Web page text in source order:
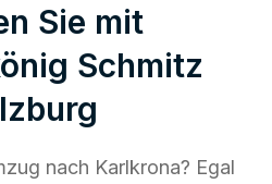
Sie mit
Schmitz
nach Karlkrona? Egal